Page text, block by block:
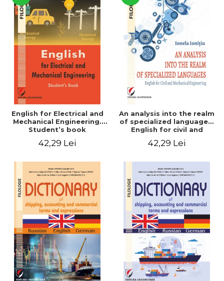
English for Electrical and
Mechanical Engineering.
Student’s book
42,29 Lei
An analysis into the realm
of specialized languages.
English for civil and
42,29 Lei